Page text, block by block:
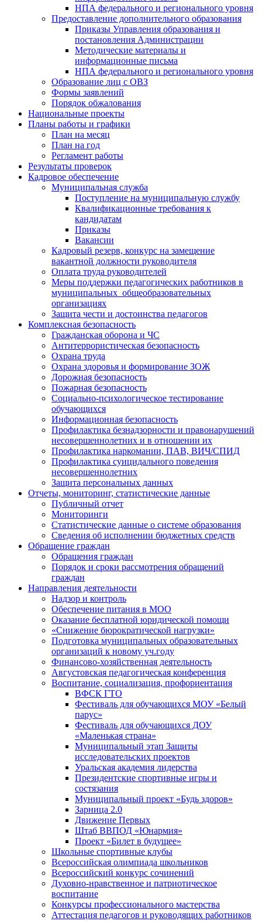
НПА федерального и регионального уровня
Предоставление дополнительного образования
Приказы Управления образования и
постановления Администрации
Методические материалы и
информационные письма
НПА федерального и регионального уровня
Образование лиц с ОВЗ
Формы заявлений
Порядок обжалования
Национальные проекты
Планы работы и графики
План на месяц
План на год
Регламент работы
Результаты проверок
Кадровое обеспечение
Муниципальная служба
Поступление на муниципальную службу
Квалификационные требования к
кандидатам
Приказы
Вакансии
Кадровый резерв, конкурс на замещение
вакантной должности руководителя
Оплата труда руководителей
Меры поддержки педагогических работников в
муниципальных общеобразовательных
организациях
Защита чести и достоинства педагогов
Комплексная безопасность
Гражданская оборона и ЧС
Антитеррористическая безопасность
Охрана труда
Охрана здоровья и формирование ЗОЖ
Дорожная безопасность
Пожарная безопасность
Социально-психологическое тестирование
обучающихся
Информационная безопасность
Профилактика безнадзорности и правонарушений
несовершеннолетних и в отношении их
Профилактика наркомании, ПАВ, ВИЧ/СПИД
Профилактика суицидального поведения
несовершеннолетних
Защита персональных данных
Отчеты, мониторинг, статистические данные
Публичный отчет
Мониторинги
Статистические данные о системе образования
Сведения об исполнении бюджетных средств
Обращение граждан
Обращения граждан
Порядок и сроки рассмотрения обращений
граждан
Направления деятельности
Надзор и контроль
Обеспечение питания в МОО
Оказание бесплатной юридической помощи
«Снижение бюрократической нагрузки»
Подготовка муниципальных образовательных
организаций к новому уч.году
Финансово-хозяйственная деятельность
Августовская педагогическая конференция
Воспитание, социализация, профориентация
ВФСК ГТО
Фестиваль для обучающихся МОУ «Белый
парус»
Фестиваль для обучающихся ДОУ
«Маленькая страна»
Муниципальный этап Защиты
исследовательских проектов
Уральская академия лидерства
Президентские спортивные игры и
состязания
Муниципальный проект «Будь здоров»
Зарница 2.0
Движение Первых
Штаб ВВПОД «Юнармия»
Проект «Билет в будущее»
Школьные спортивные клубы
Всероссийская олимпиада школьников
Всероссийский конкурс сочинений
Духовно-нравственное и патриотическое
воспитание
Конкурсы профессионального мастерства
Аттестация педагогов и руководящих работников